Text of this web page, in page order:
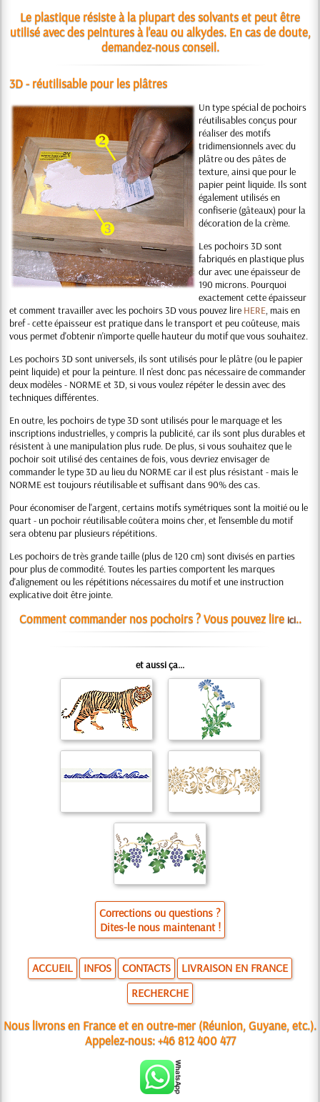
Le plastique résiste à la plupart des solvants et peut être
utilisé avec des peintures à l'eau ou alkydes. En cas de doute,
demandez-nous conseil.
3D - réutilisable pour les plâtres
Un type spécial de pochoirs
réutilisables conçus pour
réaliser des motifs
tridimensionnels avec du
plâtre ou des pâtes de
texture, ainsi que pour le
papier peint liquide. Ils sont
également utilisés en
confiserie (gâteaux) pour la
décoration de la crème.
Les pochoirs 3D sont
fabriqués en plastique plus
dur avec une épaisseur de
190 microns. Pourquoi
exactement cette épaisseur
et comment travailler avec les pochoirs 3D vous pouvez lire HERE, mais en
bref - cette épaisseur est pratique dans le transport et peu coûteuse, mais
vous permet d'obtenir n'importe quelle hauteur du motif que vous souhaitez.
Les pochoirs 3D sont universels, ils sont utilisés pour le plâtre (ou le papier
peint liquide) et pour la peinture. Il n'est donc pas nécessaire de commander
deux modèles - NORME et 3D, si vous voulez répéter le dessin avec des
techniques différentes.
En outre, les pochoirs de type 3D sont utilisés pour le marquage et les
inscriptions industrielles, y compris la publicité, car ils sont plus durables et
résistent à une manipulation plus rude. De plus, si vous souhaitez que le
pochoir soit utilisé des centaines de fois, vous devriez envisager de
commander le type 3D au lieu du NORME car il est plus résistant - mais le
NORME est toujours réutilisable et suffisant dans 90% des cas.
Pour économiser de l'argent, certains motifs symétriques sont la moitié ou le
quart - un pochoir réutilisable coûtera moins cher, et l'ensemble du motif
sera obtenu par plusieurs répétitions.
Les pochoirs de très grande taille (plus de 120 cm) sont divisés en parties
pour plus de commodité. Toutes les parties comportent les marques
d'alignement ou les répétitions nécessaires du motif et une instruction
explicative doit être jointe.
Comment commander nos pochoirs ? Vous pouvez lire ici..
et aussi ça...
Corrections ou questions ?
Dites-le nous maintenant !
ACCUEIL INFOS CONTACTS
LIVRAISON EN FRANCE
RECHERCHE
Nous livrons en France et en outre-mer (Réunion, Guyane, etc.).
Appelez-nous:+46 812 400 477